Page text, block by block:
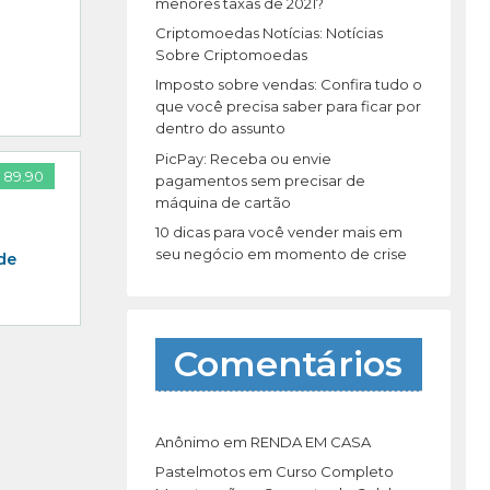
89.90
:
Criptomoedas Notícias: Notícias
Sobre Criptomoedas
Imposto sobre vendas: Confira tudo o
que você precisa saber para ficar por
dentro do assunto
PicPay: Receba ou envie
pagamentos sem precisar de
máquina de cartão
10 dicas para você vender mais em
seu negócio em momento de crise
Comentários
Anônimo em RENDA EM CASA
Pastelmotosem Curso Completo